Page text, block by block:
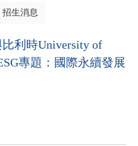
招生消息
利時University of
專題：國際永續發展